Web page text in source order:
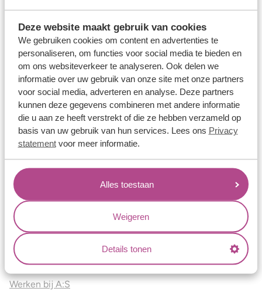
Deze website maakt gebruik van cookies
We gebruiken cookies om content en advertenties te
personaliseren, om functies voor social media te bieden en
om ons websiteverkeer te analyseren. Ook delen we
informatie over uw gebruik van onze site met onze partners
voor social media, adverteren en analyse. Deze partners
kunnen deze gegevens combineren met andere informatie
die u aan ze heeft verstrekt of die ze hebben verzameld op
basis van uw gebruik van hun services. Lees ons Privacy
statementvoor meer informatie.
Alles toestaan
Weigeren
Details tonen
Verlovingsringen
Vriendschapsringen
Over ons
Aller Spanninga
Historie
Certificaten
Blogs
Jouw voordelen
Conflictvrije Materialen
Oneindig veel mogelijkheden
Kwaliteit
Juweliers & Contact
Onze verkooppunten
Werken bij A:S